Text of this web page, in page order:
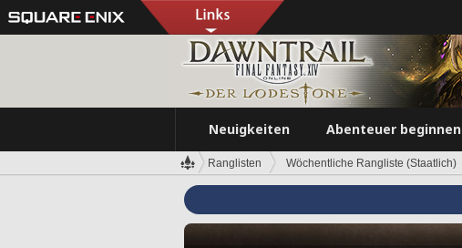
Neuigkeiten Abenteuer beginnen
Ranglisten Wöchentliche Rangliste (Staatlich)